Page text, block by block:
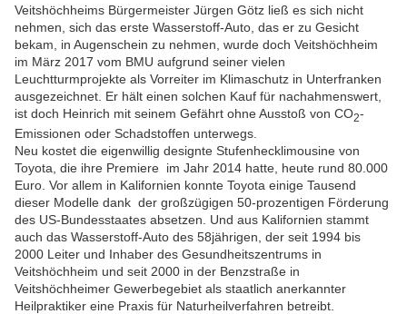
Veitshöchheims Bürgermeister Jürgen Götz ließ es sich nicht
nehmen, sich das erste Wasserstoff-Auto, das er zu Gesicht
bekam, in Augenschein zu nehmen, wurde doch Veitshöchheim
im März 2017 vom BMU aufgrund seiner vielen
Leuchtturmprojekte als Vorreiter im Klimaschutz in Unterfranken
ausgezeichnet. Er hält einen solchen Kauf für nachahmenswert,
ist doch Heinrich mit seinem Gefährt ohne Ausstoß von CO2-
Emissionen oder Schadstoffen unterwegs.
Neu kostet die eigenwillig designte Stufenhecklimousine von
Toyota, die ihre Premiere im Jahr 2014 hatte, heute rund 80.000
Euro. Vor allem in Kalifornien konnte Toyota einige Tausend
dieser Modelle dank der großzügigen 50-prozentigen Förderung
des US-Bundesstaates absetzen. Und aus Kalifornien stammt
auch das Wasserstoff-Auto des 58jährigen, der seit 1994 bis
2000 Leiter und Inhaber des Gesundheitszentrums in
Veitshöchheim und seit 2000 in der Benzstraße in
Veitshöchheimer Gewerbegebiet als staatlich anerkannter
Heilpraktiker eine Praxis für Naturheilverfahren betreibt.